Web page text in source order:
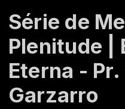
Série de
Plenitude |
Eterna -
Garzarro